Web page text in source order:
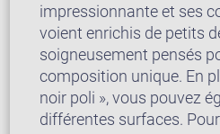
impressionnante et ses
voient enrichis de petits
soigneusement pensés
composition unique. En
noir poli », vous pouvez
différentes surfaces.